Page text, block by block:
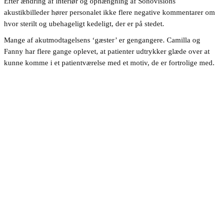
akustikbilleder hører personalet ikke flere negative kommentarer om
hvor sterilt og ubehageligt kedeligt, der er på stedet.
Mange af akutmodtagelsens ‘gæster’ er gengangere. Camilla og
Fanny har flere gange oplevet, at patienter udtrykker glæde over at
kunne komme i et patientværelse med et motiv, de er fortrolige med.